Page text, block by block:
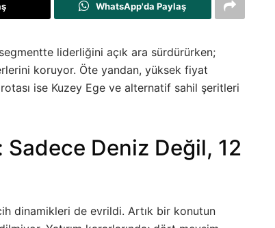
WhatsApp'da Paylaş
liderliğini açık ara sürdürürken;
koruyor. Öte yandan, yüksek fiyat
rotası ise Kuzey Ege ve alternatif sahil şeritleri
Sadece Deniz Değil, 12
dinamikleri de evrildi. Artık bir konutun